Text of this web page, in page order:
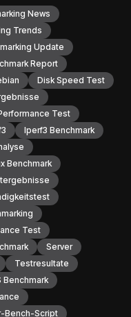
News
Trends
Update
Report
Disk Speed Test
Test
Iperf3 Benchmark
Benchmark
Test
Server
Testresultate
Benchmark
Bench-Script